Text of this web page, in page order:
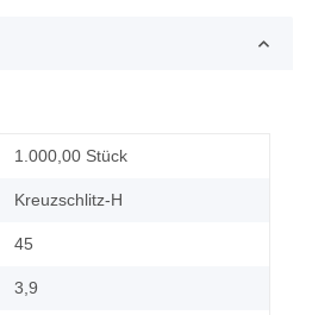
1.000,00 Stück
Kreuzschlitz-H
45
3,9